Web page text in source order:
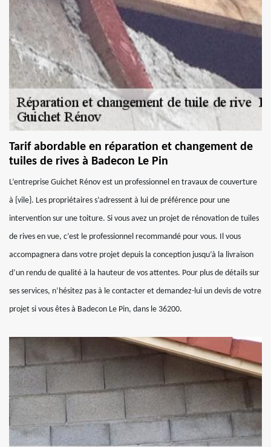
Tarif abordable en réparation et changement de
tuiles de rives à Badecon Le Pin
L’entreprise Guichet Rénov est un professionnel en travaux de couverture
à {vile}. Les propriétaires s’adressent à lui de préférence pour une
intervention sur une toiture. Si vous avez un projet de rénovation de tuiles
de rives en vue, c’est le professionnel recommandé pour vous. Il vous
accompagnera dans votre projet depuis la conception jusqu’à la livraison
d’un rendu de qualité à la hauteur de vos attentes. Pour plus de détails sur
ses services, n’hésitez pas à le contacter et demandez-lui un devis de votre
projet si vous êtes à Badecon Le Pin, dans le 36200.